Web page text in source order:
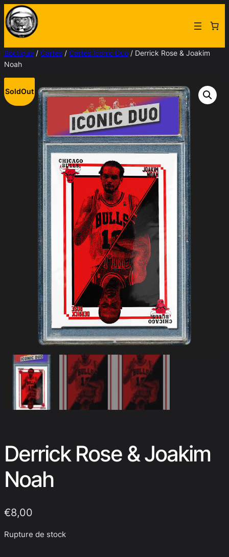
Aller
au
contenu
Boutique / Cartes / Cartes Iconic Duo / Derrick Rose & Joakim
Noah
SoldOut
Derrick Rose & Joakim
Noah
€8,00
Rupture de stock